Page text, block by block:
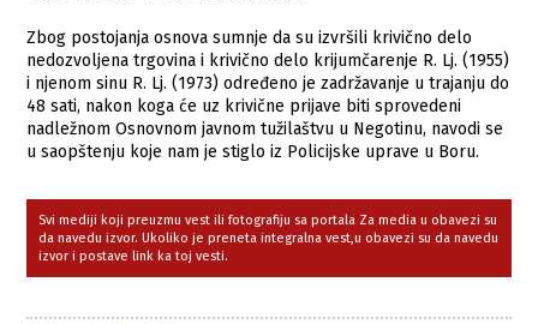
Zbog postojanja osnova sumnje da su izvršili krivično delo
nedozvoljena trgovina i krivično delo krijumčarenje R. Lj. (1955)
i njenom sinu R. Lj. (1973) određeno je zadržavanje u trajanju do
48 sati, nakon koga će uz krivične prijave biti sprovedeni
nadležnom Osnovnom javnom tužilaštvu u Negotinu, navodi se
u saopštenju koje nam je stiglo iz Policijske uprave u Boru.
Svi mediji koji preuzmu vest ili fotografiju sa portala Za media u obavezi su
da navedu izvor. Ukoliko je preneta integralna vest,u obavezi su da navedu
izvor i postave link ka toj vesti.